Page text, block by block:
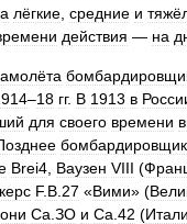
лёгкие средние и
действия — на
–18 гг. В 1913 в
для своего времени
Brei4 Ваузен VIII (
F. B 27 «Вими» (
Са ЗО и Са 42 (